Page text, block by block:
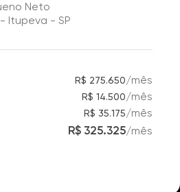
Neto
Itupeva - SP
R$ 275.650/mês
R$ 14.500/mês
R$ 35.175/mês
R$ 325.325/mês